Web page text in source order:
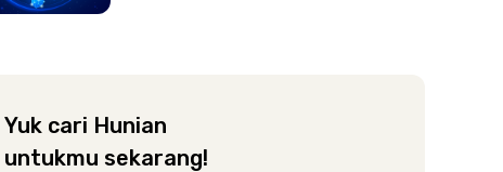
Yuk cari Hunian
untukmu sekarang!